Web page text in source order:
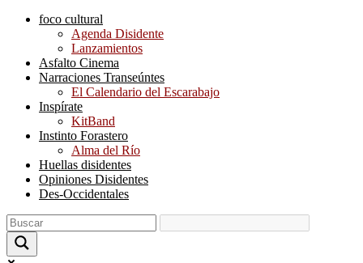
foco cultural
Agenda Disidente
Lanzamientos
Asfalto Cinema
Narraciones Transeúntes
El Calendario del Escarabajo
Inspírate
KitBand
Instinto Forastero
Alma del Río
Huellas disidentes
Opiniones Disidentes
Des-Occidentales